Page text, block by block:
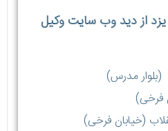
از دید وب سایت وکیل
مدرس)
فرخی)
(خیابان فرخی)